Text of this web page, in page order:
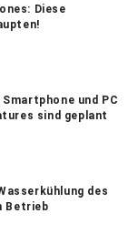
Diese
und PC
sind geplant
des
Betrieb